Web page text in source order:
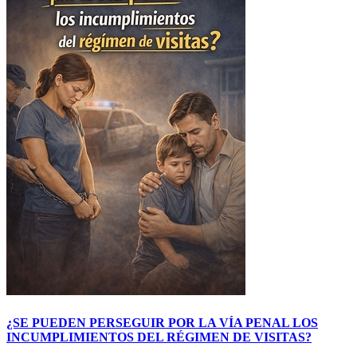
¿SE PUEDEN PERSEGUIR POR LA VÍA PENAL LOS
INCUMPLIMIENTOS DEL RÉGIMEN DE VISITAS?